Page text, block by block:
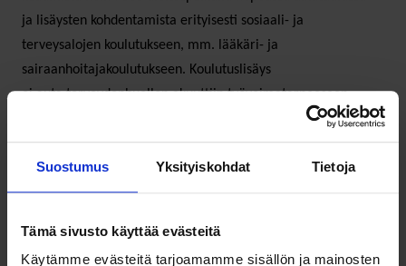
Suostumus Yksityiskohdat Tietoja
Tämä sivusto käyttää evästeitä
Käytämme evästeitä tarjoamamme sisällön ja mainosten
ja lisäysten kohdentamista erityisesti sosiaali- ja
terveysalojen koulutukseen, mm. lääkäri- ja
sairaanhoitajakoulutukseen. Koulutuslisäys
ei auta terveydenhuollon akuuttiin työvoimatarpeeseen,
mutta on pidemmällä aikavälillä keskeinen osa hoitotakuun
kestävää toteuttamista.
Mitä hyvää?